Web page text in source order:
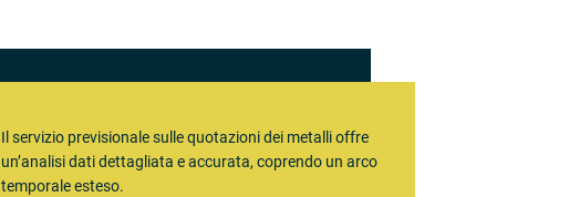
Il servizio previsionale sulle quotazioni dei metalli offre
un’analisi dati dettagliata e accurata, coprendo un arco
temporale esteso.